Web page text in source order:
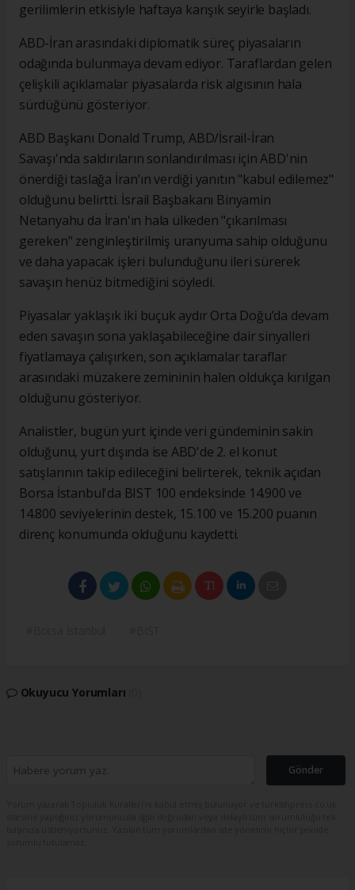
gerilimlerin etkisiyle haftaya karışık seyirle başladı.
ABD-İran arasındaki diplomatik süreç piyasaların
odağında bulunmaya devam ediyor. Taraflardan gelen
çelişkili açıklamalar piyasalarda risk algısının hala
sürdüğünü gösteriyor.
ABD Başkanı Donald Trump, ABD/İsrail-İran
Savaşı'nda saldırıların sonlandırılması için ABD'nin
önerdiği taslağa İran’ın verdiği yanıtın "kabul edilemez"
olduğunu belirtti. İsrail Başbakanı Binyamin
Netanyahu da İran'ın hala ülkeden "çıkarılması
gereken" zenginleştirilmiş uranyuma sahip olduğunu
ve daha yapacak işleri bulunduğunu ileri sürerek
savaşın henüz bitmediğini söyledi.
Piyasalar yaklaşık iki buçuk aydır Orta Doğu’da devam
eden savaşın sona yaklaşabileceğine dair sinyalleri
fiyatlamaya çalışırken, son açıklamalar taraflar
arasındaki müzakere zemininin halen oldukça kırılgan
olduğunu gösteriyor.
Analistler, bugün yurt içinde veri gündeminin sakin
olduğunu, yurt dışında ise ABD'de 2. el konut
satışlarının takip edileceğini belirterek, teknik açıdan
Borsa İstanbul'da BIST 100 endeksinde 14.900 ve
14.800 seviyelerinin destek, 15.100 ve 15.200 puanın
direnç konumunda olduğunu kaydetti.
Okuyucu Yorumları
Gönder